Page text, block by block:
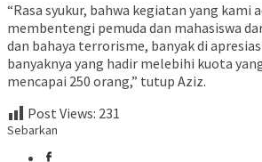
“Rasa syukur, bahwa kegiatan yang kami
membentengi pemuda dan mahasiswa
dan bahaya terrorisme, banyak di
banyaknya yang hadir melebihi kuota
mencapai 250 orang,” tutup Aziz.
Post Views: 231
Sebarkan